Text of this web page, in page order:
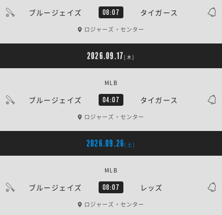
ブルージェイズ 08:07 タイガース
ロジャーズ・センター
2026.09.17 [木]
ブルージェイズ 04:07 タイガース
MLB
ロジャーズ・センター
2026.09.26 [土]
ブルージェイズ 08:07 レッズ
MLB
ロジャーズ・センター